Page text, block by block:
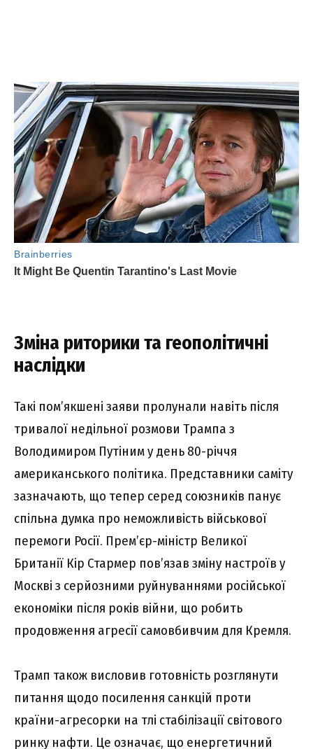
Зміна риторики та геополітичні
наслідки
Такі пом’якшені заяви пролунали навіть після
тривалої недільної розмови Трампа з
Володимиром Путіним у день 80-річчя
американського політика. Представники саміту
зазначають, що тепер серед союзників панує
спільна думка про неможливість військової
перемоги Росії. Прем’єр-міністр Великої
Британії Кір Стармер пов’язав зміну настроїв у
Москві з серйозними руйнуваннями російської
економіки після років війни, що робить
продовження агресії самовбивчим для Кремля.
Трамп також висловив готовність розглянути
питання щодо посилення санкцій проти
країни-агресорки на тлі стабілізації світового
ринку нафти. Це означає, що енергетичний